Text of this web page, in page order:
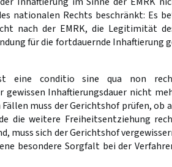
nationalen Rechts beschränkt: Es
nach der EMRK, die Legitimität
für die fortdauernde Inhaftierung
eine conditio sine qua non
Inhaftierungsdauer nicht
muss der Gerichtshof prüfen, ob
die weitere Freiheitsentziehung
muss sich der Gerichtshof
besondere Sorgfalt bei der